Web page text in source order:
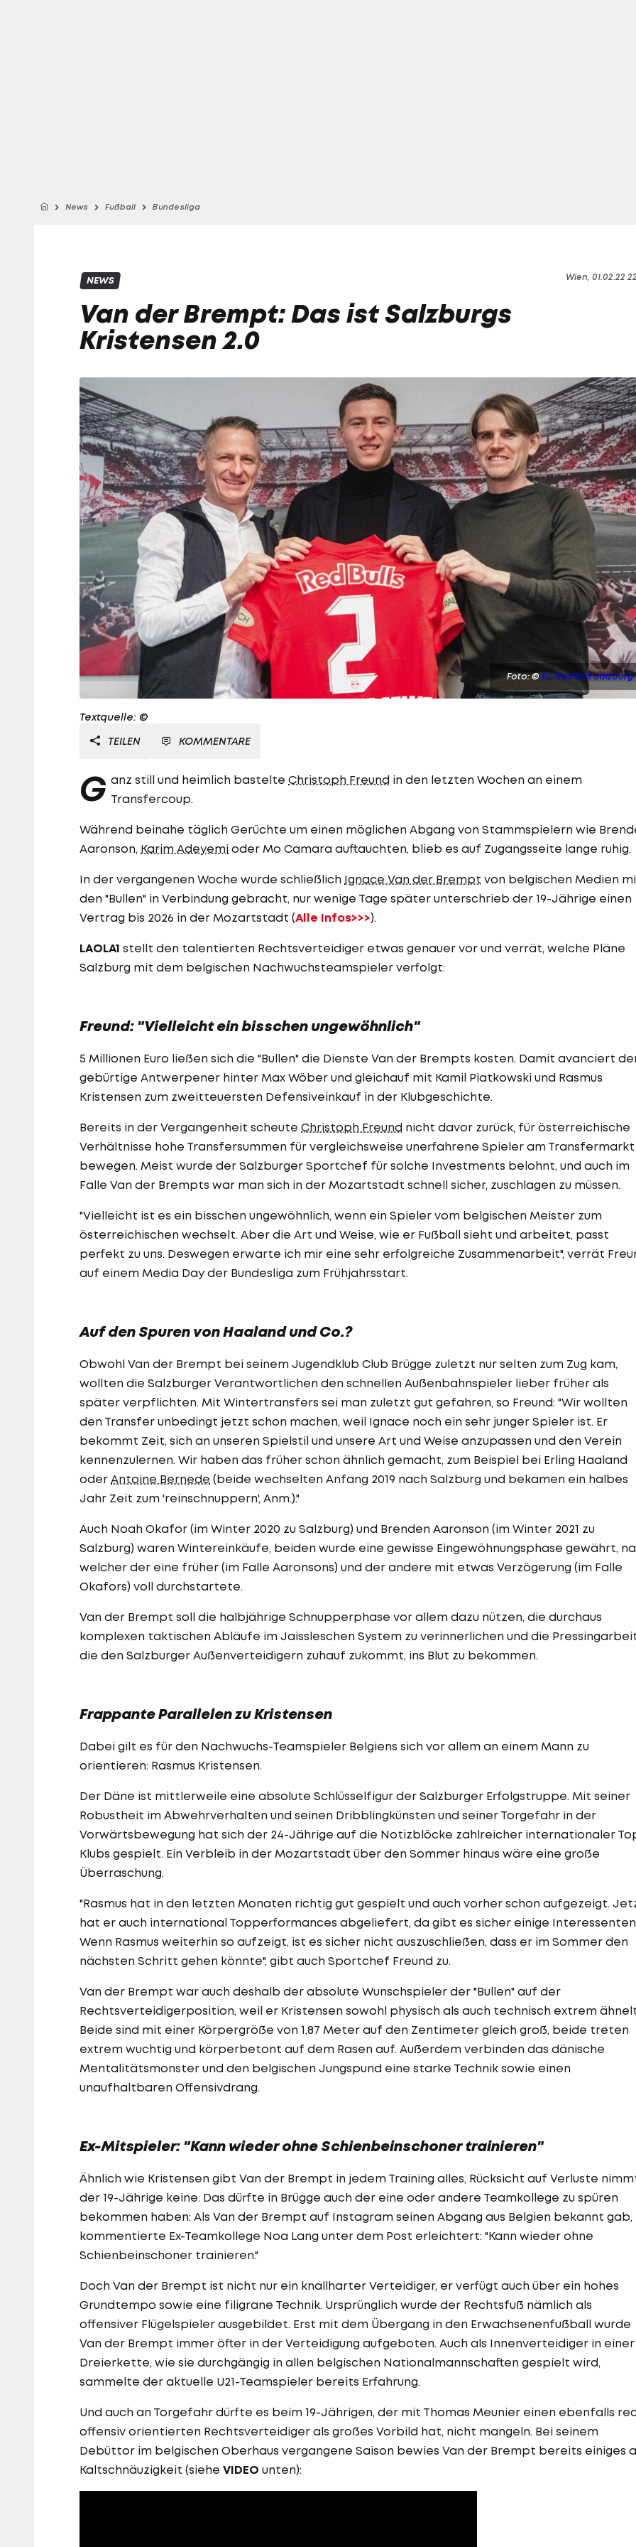
News Fußball Bundesliga
Wien, 01.02.22
NEWS
Van der Brempt: Das ist Salzburgs
Kristensen 2.0
Foto: © FC Red Bull Salzburg
Textquelle: ©
TEILEN
KOMMENTARE
G anz still und heimlich bastelte Christoph Freund in den letzten Wochen an einem
Transfercoup.
Während beinahe täglich Gerüchte um einen möglichen Abgang von Stammspielern wie
Aaronson, Karim Adeyemi oder Mo Camara auftauchten, blieb es auf Zugangsseite lange ruhig.
In der vergangenen Woche wurde schließlich Ignace Van der Brempt von belgischen Medien
den "Bullen" in Verbindung gebracht, nur wenige Tage später unterschrieb der 19-Jährige einen
Vertrag bis 2026 in der Mozartstadt (Alle Infos>>>).
LAOLA1 stellt den talentierten Rechtsverteidiger etwas genauer vor und verrät, welche Pläne
Salzburg mit dem belgischen Nachwuchsteamspieler verfolgt:
Freund: "Vielleicht ein bisschen ungewöhnlich"
5 Millionen Euro ließen sich die "Bullen" die Dienste Van der Brempts kosten. Damit avanciert
gebürtige Antwerpener hinter Max Wöber und gleichauf mit Kamil Piatkowski und Rasmus
Kristensen zum zweitteuersten Defensiveinkauf in der Klubgeschichte.
Bereits in der Vergangenheit scheute Christoph Freund nicht davor zurück, für österreichische
Verhältnisse hohe Transfersummen für vergleichsweise unerfahrene Spieler am Transfermarkt
bewegen. Meist wurde der Salzburger Sportchef für solche Investments belohnt, und auch im
Falle Van der Brempts war man sich in der Mozartstadt schnell sicher, zuschlagen zu müssen.
"Vielleicht ist es ein bisschen ungewöhnlich, wenn ein Spieler vom belgischen Meister zum
österreichischen wechselt. Aber die Art und Weise, wie er Fußball sieht und arbeitet, passt
perfekt zu uns. Deswegen erwarte ich mir eine sehr erfolgreiche Zusammenarbeit", verrät
auf einem Media Day der Bundesliga zum Frühjahrsstart.
Auf den Spuren von Haaland und Co.?
Obwohl Van der Brempt bei seinem Jugendklub Club Brügge zuletzt nur selten zum Zug kam,
wollten die Salzburger Verantwortlichen den schnellen Außenbahnspieler lieber früher als
später verpflichten. Mit Wintertransfers sei man zuletzt gut gefahren, so Freund: "Wir wollten
den Transfer unbedingt jetzt schon machen, weil Ignace noch ein sehr junger Spieler ist. Er
bekommt Zeit, sich an unseren Spielstil und unsere Art und Weise anzupassen und den Verein
kennenzulernen. Wir haben das früher schon ähnlich gemacht, zum Beispiel bei Erling Haaland
oder Antoine Bernede (beide wechselten Anfang 2019 nach Salzburg und bekamen ein halbes
Jahr Zeit zum 'reinschnuppern', Anm.)."
Auch Noah Okafor (im Winter 2020 zu Salzburg) und Brenden Aaronson (im Winter 2021 zu
Salzburg) waren Wintereinkäufe, beiden wurde eine gewisse Eingewöhnungsphase gewährt,
welcher der eine früher (im Falle Aaronsons) und der andere mit etwas Verzögerung (im Falle
Okafors) voll durchstartete.
Van der Brempt soll die halbjährige Schnupperphase vor allem dazu nützen, die durchaus
komplexen taktischen Abläufe im Jaissleschen System zu verinnerlichen und die
die den Salzburger Außenverteidigern zuhauf zukommt, ins Blut zu bekommen.
Frappante Parallelen zu Kristensen
Dabei gilt es für den Nachwuchs-Teamspieler Belgiens sich vor allem an einem Mann zu
orientieren: Rasmus Kristensen.
Der Däne ist mittlerweile eine absolute Schlüsselfigur der Salzburger Erfolgstruppe. Mit seiner
Robustheit im Abwehrverhalten und seinen Dribblingkünsten und seiner Torgefahr in der
Vorwärtsbewegung hat sich der 24-Jährige auf die Notizblöcke zahlreicher internationaler
Klubs gespielt. Ein Verbleib in der Mozartstadt über den Sommer hinaus wäre eine große
Überraschung.
"Rasmus hat in den letzten Monaten richtig gut gespielt und auch vorher schon aufgezeigt.
hat er auch international Topperformances abgeliefert, da gibt es sicher einige
Wenn Rasmus weiterhin so aufzeigt, ist es sicher nicht auszuschließen, dass er im Sommer den
nächsten Schritt gehen könnte", gibt auch Sportchef Freund zu.
Van der Brempt war auch deshalb der absolute Wunschspieler der "Bullen" auf der
Rechtsverteidigerposition, weil er Kristensen sowohl physisch als auch technisch extrem
Beide sind mit einer Körpergröße von 1,87 Meter auf den Zentimeter gleich groß, beide treten
extrem wuchtig und körperbetont auf dem Rasen auf. Außerdem verbinden das dänische
Mentalitätsmonster und den belgischen Jungspund eine starke Technik sowie einen
unaufhaltbaren Offensivdrang.
Ex-Mitspieler: "Kann wieder ohne Schienbeinschoner trainieren"
Ähnlich wie Kristensen gibt Van der Brempt in jedem Training alles, Rücksicht auf Verluste
der 19-Jährige keine. Das dürfte in Brügge auch der eine oder andere Teamkollege zu spüren
bekommen haben: Als Van der Brempt auf Instagram seinen Abgang aus Belgien bekannt gab,
kommentierte Ex-Teamkollege Noa Lang unter dem Post erleichtert: "Kann wieder ohne
Schienbeinschoner trainieren."
Doch Van der Brempt ist nicht nur ein knallharter Verteidiger, er verfügt auch über ein hohes
Grundtempo sowie eine filigrane Technik. Ursprünglich wurde der Rechtsfuß nämlich als
offensiver Flügelspieler ausgebildet. Erst mit dem Übergang in den Erwachsenenfußball wurde
Van der Brempt immer öfter in der Verteidigung aufgeboten. Auch als Innenverteidiger in einer
Dreierkette, wie sie durchgängig in allen belgischen Nationalmannschaften gespielt wird,
sammelte der aktuelle U21-Teamspieler bereits Erfahrung.
Und auch an Torgefahr dürfte es beim 19-Jährigen, der mit Thomas Meunier einen ebenfalls
offensiv orientierten Rechtsverteidiger als großes Vorbild hat, nicht mangeln. Bei seinem
Debüttor im belgischen Oberhaus vergangene Saison bewies Van der Brempt bereits einiges
Kaltschnäuzigkeit (siehe VIDEO unten):